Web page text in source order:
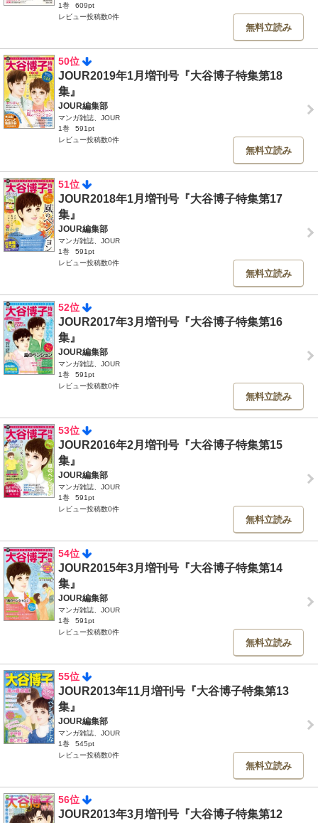
1巻
609pt
レビュー投稿数0件
無料立読み
50位
JOUR2019年1月増刊号『大谷博子特集第18
集』
JOUR編集部
マンガ雑誌、JOUR
1巻
591pt
レビュー投稿数0件
無料立読み
51位
JOUR2018年1月増刊号『大谷博子特集第17
集』
JOUR編集部
マンガ雑誌、JOUR
1巻
591pt
レビュー投稿数0件
無料立読み
52位
JOUR2017年3月増刊号『大谷博子特集第16
集』
JOUR編集部
マンガ雑誌、JOUR
1巻
591pt
レビュー投稿数0件
無料立読み
53位
JOUR2016年2月増刊号『大谷博子特集第15
集』
JOUR編集部
マンガ雑誌、JOUR
1巻
591pt
レビュー投稿数0件
無料立読み
54位
JOUR2015年3月増刊号『大谷博子特集第14
集』
JOUR編集部
マンガ雑誌、JOUR
1巻
591pt
レビュー投稿数0件
無料立読み
55位
JOUR2013年11月増刊号『大谷博子特集第13
集』
JOUR編集部
マンガ雑誌、JOUR
1巻
545pt
レビュー投稿数0件
無料立読み
56位
JOUR2013年3月増刊号『大谷博子特集第12